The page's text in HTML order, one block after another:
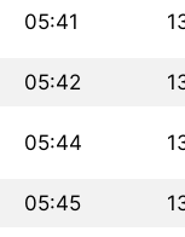
05:41
05:42
05:44
05:45